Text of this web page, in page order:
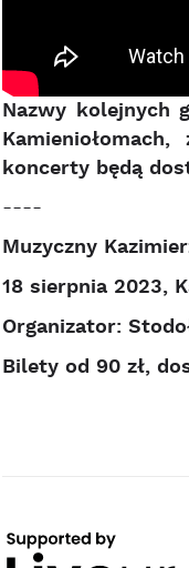
Nazwy kolejnych
koncerty będą
----
Muzyczny
18 sierpnia 2023,
Organizator:
Bilety od 90 zł,